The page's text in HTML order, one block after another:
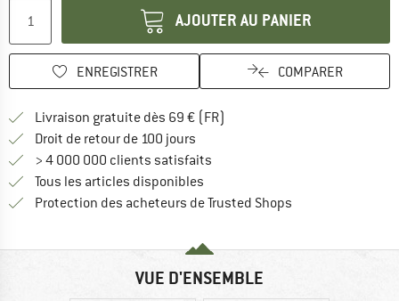
AJOUTER AU PANIER
ENREGISTRER COMPARER
Livraison gratuite dès 69 € (FR)
Droit de retour de 100 jours
> 4 000 000 clients satisfaits
Tous les articles disponibles
Protection des acheteurs de Trusted Shops
VUE D'ENSEMBLE